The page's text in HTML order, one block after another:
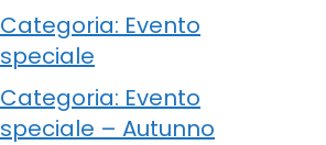
Categoria: Evento
speciale
Categoria: Evento
speciale – Autunno